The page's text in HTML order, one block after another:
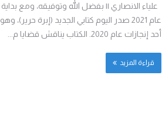
علياء الانصاري || بفضل الله وتوفيقه، ومع بداية
عام 2021 صدر اليوم كتابي الجديد (إبرة حرير)، وهو
أحد إنجازات عام 2020. الكتاب يناقش قضايا م...
قراءة المزيد